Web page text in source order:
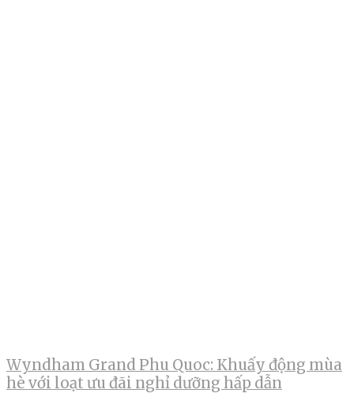
Wyndham Grand Phu Quoc: Khuấy động mùa
hè với loạt ưu đãi nghỉ dưỡng hấp dẫn